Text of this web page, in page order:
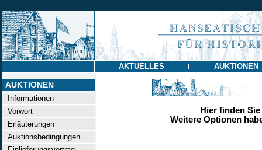
AKTUELLES | AUKTIONEN
AUKTIONEN
Informationen
Vorwort
Erläuterungen
Auktionsbedingungen
Hier finden
Weitere Optionen